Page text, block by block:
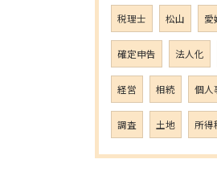
税理士 松山 愛
確定申告 法人化
経営 相続 個人
調査 土地 所得